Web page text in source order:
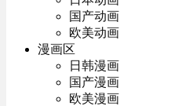
国产动画
欧美动画
漫画区
日韩漫画
国产漫画
欧美漫画